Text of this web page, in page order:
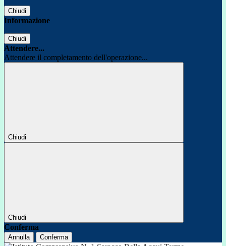
Chiudi
Informazione
Chiudi
Attendere...
Attendere il completamento dell'operazione...
Chiudi
Chiudi
Conferma
Annulla Conferma